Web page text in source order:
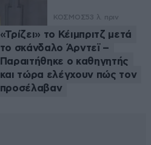
ΚΟΣΜΟΣ53 λ. πριν
«Τρίζει» το Κέιμπριτζ μετά
το σκάνδαλο Άρντεϊ –
Παραιτήθηκε ο καθηγητής
και τώρα ελέγχουν πώς τον
προσέλαβαν